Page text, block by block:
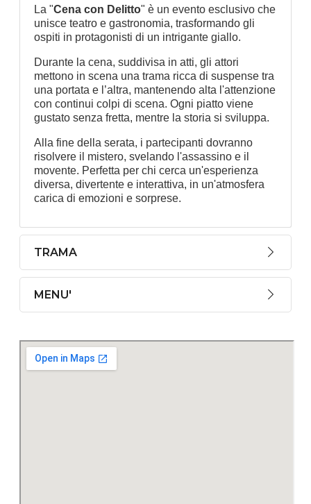
La "Cena con Delitto" è un evento esclusivo che
unisce teatro e gastronomia, trasformando gli
ospiti in protagonisti di un intrigante giallo.
Durante la cena, suddivisa in atti, gli attori
mettono in scena una trama ricca di suspense tra
una portata e l’altra, mantenendo alta l'attenzione
con continui colpi di scena. Ogni piatto viene
gustato senza fretta, mentre la storia si sviluppa.
Alla fine della serata, i partecipanti dovranno
risolvere il mistero, svelando l'assassino e il
movente. Perfetta per chi cerca un'esperienza
diversa, divertente e interattiva, in un'atmosfera
carica di emozioni e sorprese.
TRAMA
MENU'